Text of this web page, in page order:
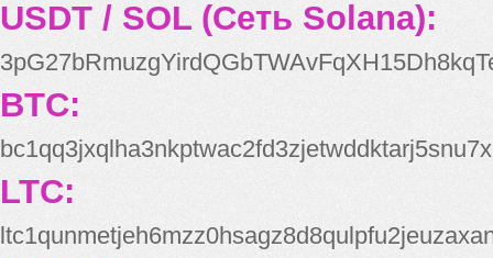
USDT / SOL (Сеть Solana):
BTC:
bc1qq3jxqlha3nkptwac2fd3zjetwddktarj5snu7x
LTC: